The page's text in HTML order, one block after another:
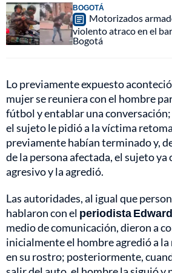
BOGOTÁ
Motorizados
violento atraco en el
Bogotá
Lo previamente expuesto
mujer se reuniera con el hombre
fútbol y entablar una
el sujeto le pidió a la víctima
previamente habían terminado y,
de la persona afectada, el sujeto
agresivo y la agredió.
Las autoridades, al igual que
hablaron con el periodista
medio de comunicación, dieron a
inicialmente el hombre agredió a
en su rostro; posteriormente,